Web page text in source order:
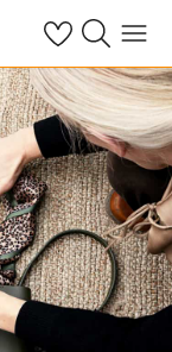
OmatHaku Valikko